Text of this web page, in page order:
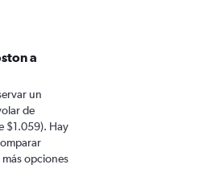
a
un
de
$1.059). Hay
opciones